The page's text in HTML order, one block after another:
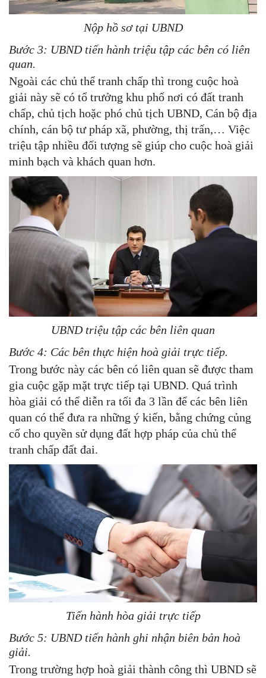
Nộp hồ sơ tại UBND
Bước 3: UBND tiến hành triệu tập các bên có liên
quan.
Ngoài các chủ thể tranh chấp thì trong cuộc hoà
giải này sẽ có tổ trưởng khu phố nơi có đất tranh
chấp, chủ tịch hoặc phó chủ tịch UBND, Cán bộ địa
chính, cán bộ tư pháp xã, phường, thị trấn,… Việc
triệu tập nhiều đối tượng sẽ giúp cho cuộc hoà giải
minh bạch và khách quan hơn.
UBND triệu tập các bên liên quan
Bước 4: Các bên thực hiện hoà giải trực tiếp.
Trong bước này các bên có liên quan sẽ được tham
gia cuộc gặp mặt trực tiếp tại UBND. Quá trình
hòa giải có thể diễn ra tối đa 3 lần để các bên liên
quan có thể đưa ra những ý kiến, bằng chứng củng
cố cho quyền sử dụng đất hợp pháp của chủ thể
tranh chấp đất đai.
Tiến hành hòa giải trực tiếp
Bước 5: UBND tiến hành ghi nhận biên bản hoà
giải.
Trong trường hợp hoà giải thành công thì UBND sẽ